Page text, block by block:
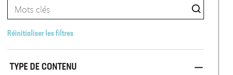
Réinitialiser les filtres
TYPE DE CONTENU